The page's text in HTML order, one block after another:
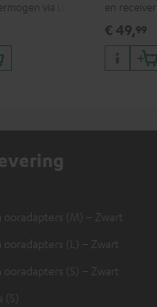
via USB
en
Teufel
€ 49,99
ooradapters (M) – Zwart
ooradapters (L) – Zwart
ooradapters (S) – Zwart
(S)